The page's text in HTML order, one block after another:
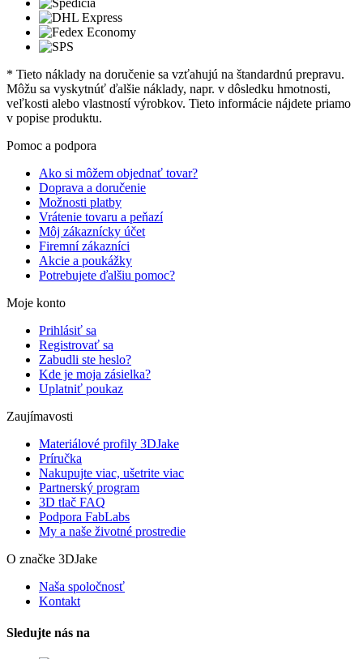
* Tieto náklady na doručenie sa vzťahujú na štandardnú prepravu.
Môžu sa vyskytnúť ďalšie náklady, napr. v dôsledku hmotnosti,
veľkosti alebo vlastností výrobkov. Tieto informácie nájdete priamo
v popise produktu.
Pomoc a podpora
Ako si môžem objednať tovar?
Doprava a doručenie
Možnosti platby
Vrátenie tovaru a peňazí
Môj zákaznícky účet
Firemní zákazníci
Akcie a poukážky
Potrebujete ďalšiu pomoc?
Moje konto
Prihlásiť sa
Registrovať sa
Zabudli ste heslo?
Kde je moja zásielka?
Uplatniť poukaz
Zaujímavosti
Materiálové profily 3DJake
Príručka
Nakupujte viac, ušetrite viac
Partnerský program
3D tlač FAQ
Podpora FabLabs
My a naše životné prostredie
O značke 3DJake
Naša spoločnosť
Kontakt
Sledujte nás na